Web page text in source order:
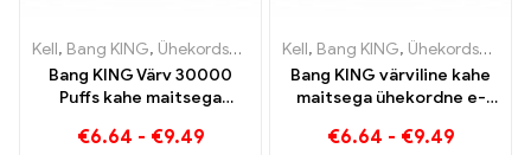
Kell, Bang KING, Ühekordsed e-sigaretid Leedu ,Ühekordsed e-
Bang KING Värv 30000
Puffs kahe maitsega
kombinatsioon mustika
€6.64 - €9.49
Kell, Bang KING, Ühekordsed e-sigaretid Leedu
Bang KING värviline kahe
maitsega ühekordne e-
täis maitseid koos
€6.64 - €9.49